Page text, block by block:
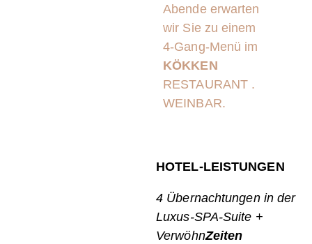
Abende erwarten
wir Sie zu einem
4-Gang-Menü im
KÖKKEN
RESTAURANT .
WEINBAR.
HOTEL-LEISTUNGEN
4 Übernachtungen in der
Luxus-SPA-Suite +
VerwöhnZeiten